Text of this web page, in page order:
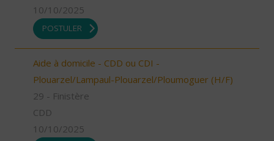
10/10/2025
POSTULER
Aide à domicile - CDD ou CDI -
Plouarzel/Lampaul-Plouarzel/Ploumoguer (H/F)
29 - Finistère
CDD
10/10/2025